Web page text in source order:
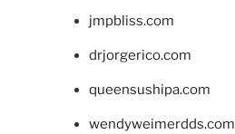
jmpbliss.com
drjorgerico.com
queensushipa.com
wendyweimerdds.com